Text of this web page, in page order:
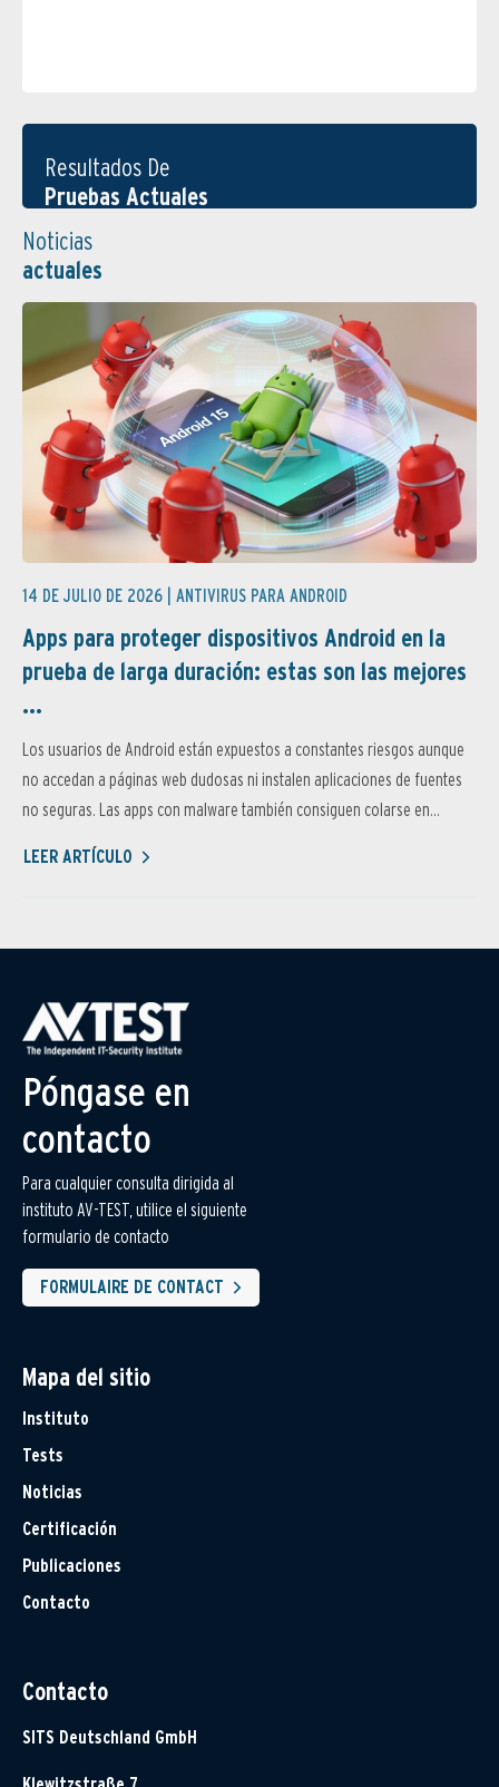
Resultados De
Pruebas Actuales
Noticias
actuales
14 DE JULIO DE 2026 | ANTIVIRUS PARA ANDROID
Apps para proteger dispositivos Android en la
prueba de larga duración: estas son las mejores
...
Los usuarios de Android están expuestos a constantes riesgos aunque
no accedan a páginas web dudosas ni instalen aplicaciones de fuentes
no seguras. Las apps con malware también consiguen colarse en...
LEER ARTÍCULO
Póngase en
contacto
Para cualquier consulta dirigida al
instituto AV-TEST, utilice el siguiente
formulario de contacto
FORMULAIRE DE CONTACT
Mapa del sitio
Instituto
Tests
Noticias
Certificación
Publicaciones
Contacto
Contacto
SITS Deutschland GmbH